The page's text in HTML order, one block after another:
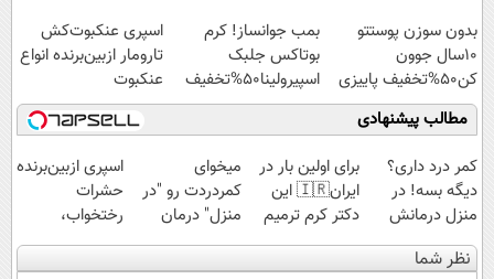
بدون سوزن پوستتو
10سال جوون
کن50%تخفیف پاییزی
بمب جوانساز! کرم
بوتاکس جلبک
اسپیرولینا50%تخفیف
اسپری عنکبوت‌‌کش
تارومار ازبین‌برنده انواع
عنکبوت
مطالب پیشنهادی
کمر درد داری؟
دیگه بسه! در
منزل درمانش
کن
(◀پرسش‌نامه)
برای اولین بار در
ایران🇮🇷 این
دکتر کرم ترمیم
کننده 23 روزه
ساخت!
میخوای
کمردردت رو "در
منزل" درمان
کنی؟ (◂فیلم +
◂پرسش‌نامه)
اسپری ازبین‌برنده
حشرات
رختخواب،
مناسب برای
مقابله با انواع
نظر شما